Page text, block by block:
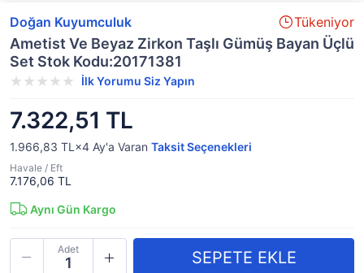
Doğan Kuyumculuk Tükeniyor
Ametist Ve Beyaz Zirkon Taşlı Gümüş Bayan Üçlü
Set Stok Kodu:20171381
İlk Yorumu Siz Yapın
7.322,51 TL
1.966,83 TL×4 Ay'a Varan Taksit Seçenekleri
Havale / Eft
7.176,06 TL
Aynı Gün Kargo
Adet